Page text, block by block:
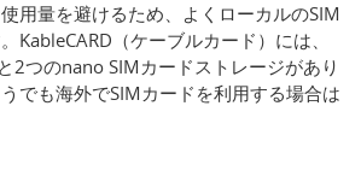
用量を避けるため、よくローカルのSIM
KableCARD（ケーブルカード）には、
2つのnano SIMカードストレージがあり
でも海外でSIMカードを利用する場合は